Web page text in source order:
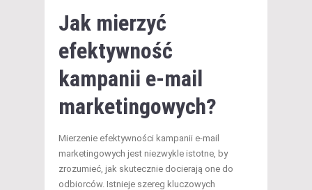
Jak mierzyć
efektywność
kampanii e-mail
marketingowych?
Mierzenie efektywności kampanii e-mail
marketingowych jest niezwykle istotne, by
zrozumieć, jak skutecznie docierają one do
odbiorców. Istnieje szereg kluczowych